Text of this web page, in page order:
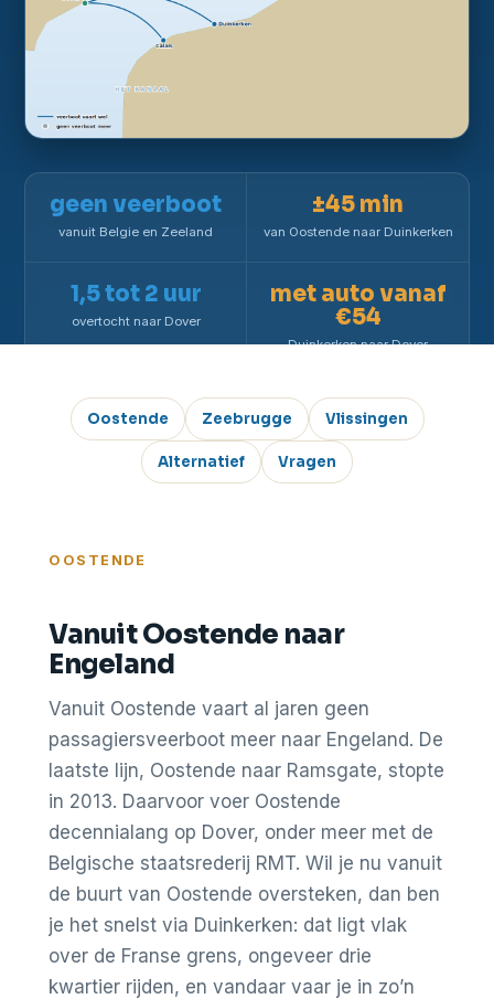
geen veerboot
vanuit Belgie en Zeeland
±45 min
van Oostende naar Duinkerken
1,5 tot 2 uur
overtocht naar Dover
met auto vanaf
€54
Duinkerken naar Dover
Oostende Zeebrugge Vlissingen
Alternatief Vragen
OOSTENDE
Vanuit Oostende naar
Engeland
Vanuit Oostende vaart al jaren geen
passagiersveerboot meer naar Engeland. De
laatste lijn, Oostende naar Ramsgate, stopte
in 2013. Daarvoor voer Oostende
decennialang op Dover, onder meer met de
Belgische staatsrederij RMT. Wil je nu vanuit
de buurt van Oostende oversteken, dan ben
je het snelst via Duinkerken: dat ligt vlak
over de Franse grens, ongeveer drie
kwartier rijden, en vandaar vaar je in zo’n